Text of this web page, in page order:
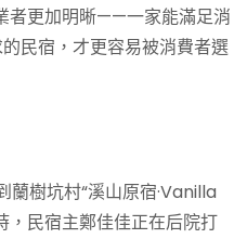
者更加明晰——一家能滿足消
民宿，才更容易被消費者選
蘭樹坑村“溪山原宿·Vanilla
，民宿主鄭佳佳正在后院打